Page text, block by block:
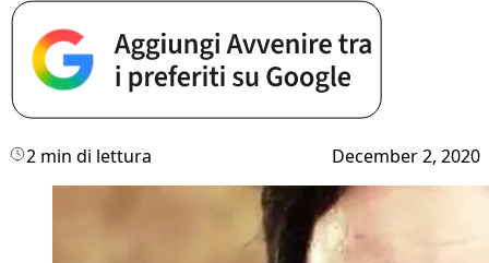
2 min di lettura December 2, 2020